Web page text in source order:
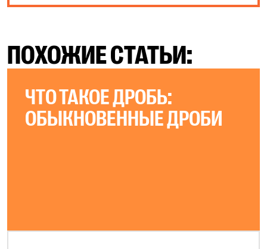
ПОХОЖИЕ СТАТЬИ:
ЧТО ТАКОЕ ДРОБЬ:
ОБЫКНОВЕННЫЕ ДРОБИ